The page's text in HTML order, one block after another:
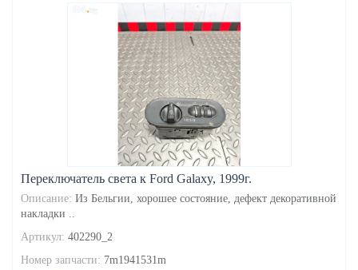
Переключатель света к Ford Galaxy, 1999г.
Описание: Из Бельгии, хорошее состояние, дефект декоративной
накладки ..
Артикул: 402290_2
Номер запчасти: 7m1941531m